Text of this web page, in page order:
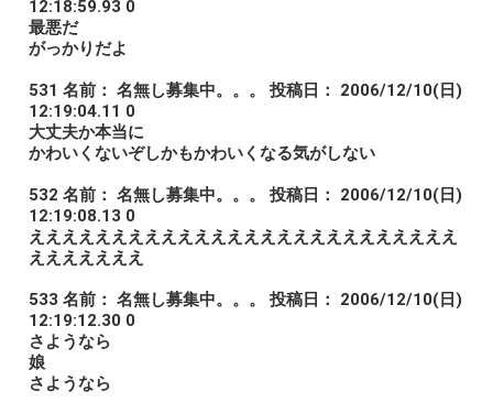
12:18:59.93 0
最悪だ
がっかりだよ
531 名前： 名無し募集中。。。 投稿日： 2006/12/10(日)
12:19:04.11 0
大丈夫か本当に
かわいくないぞしかもかわいくなる気がしない
532 名前： 名無し募集中。。。 投稿日： 2006/12/10(日)
12:19:08.13 0
ええええええええええええええええええええええええええ
えええええええ
533 名前： 名無し募集中。。。 投稿日： 2006/12/10(日)
12:19:12.30 0
さようなら
娘
さようなら